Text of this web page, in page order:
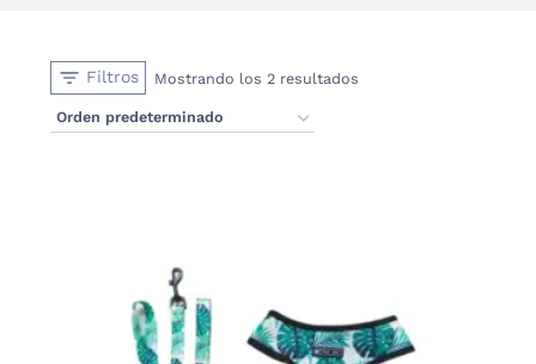
Filtros Mostrando los 2 resultados